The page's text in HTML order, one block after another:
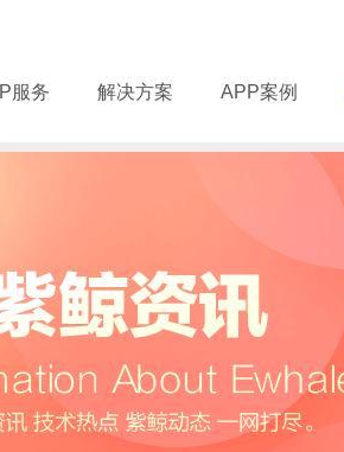
服务 解决方案 APP案例